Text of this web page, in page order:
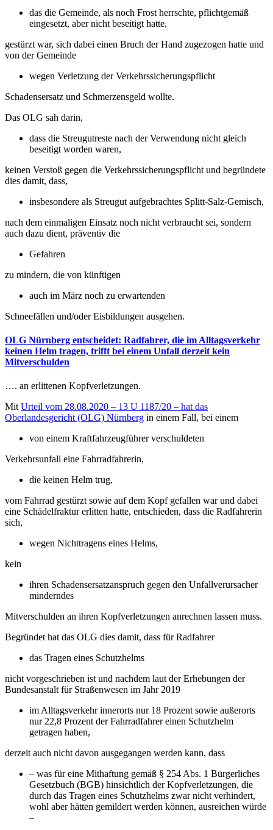
das die Gemeinde, als noch Frost herrschte, pflichtgemäß
eingesetzt, aber nicht beseitigt hatte,
gestürzt war, sich dabei einen Bruch der Hand zugezogen hatte und
von der Gemeinde
wegen Verletzung der Verkehrssicherungspflicht
Schadensersatz und Schmerzensgeld wollte.
Das OLG sah darin,
dass die Streugutreste nach der Verwendung nicht gleich
beseitigt worden waren,
keinen Verstoß gegen die Verkehrssicherungspflicht und begründete
dies damit, dass,
insbesondere als Streugut aufgebrachtes Splitt-Salz-Gemisch,
nach dem einmaligen Einsatz noch nicht verbraucht sei, sondern
auch dazu dient, präventiv die
Gefahren
zu mindern, die von künftigen
auch im März noch zu erwartenden
Schneefällen und/oder Eisbildungen ausgehen.
OLG Nürnberg entscheidet: Radfahrer, die im Alltagsverkehr
keinen Helm tragen, trifft bei einem Unfall derzeit kein
Mitverschulden
…. an erlittenen Kopfverletzungen.
Mit Urteil vom 28.08.2020 – 13 U 1187/20 – hat das
Oberlandesgericht (OLG) Nürnberg in einem Fall, bei einem
von einem Kraftfahrzeugführer verschuldeten
Verkehrsunfall eine Fahrradfahrerin,
die keinen Helm trug,
vom Fahrrad gestürzt sowie auf dem Kopf gefallen war und dabei
eine Schädelfraktur erlitten hatte, entschieden, dass die Radfahrerin
sich,
wegen Nichttragens eines Helms,
kein
ihren Schadensersatzanspruch gegen den Unfallverursacher
minderndes
Mitverschulden an ihren Kopfverletzungen anrechnen lassen muss.
Begründet hat das OLG dies damit, dass für Radfahrer
das Tragen eines Schutzhelms
nicht vorgeschrieben ist und nachdem laut der Erhebungen der
Bundesanstalt für Straßenwesen im Jahr 2019
im Alltagsverkehr innerorts nur 18 Prozent sowie außerorts
nur 22,8 Prozent der Fahrradfahrer einen Schutzhelm
getragen haben,
derzeit auch nicht davon ausgegangen werden kann, dass
– was für eine Mithaftung gemäß § 254 Abs. 1 Bürgerliches
Gesetzbuch (BGB) hinsichtlich der Kopfverletzungen, die
durch das Tragen eines Schutzhelms zwar nicht verhindert,
wohl aber hätten gemildert werden können, ausreichen würde
–